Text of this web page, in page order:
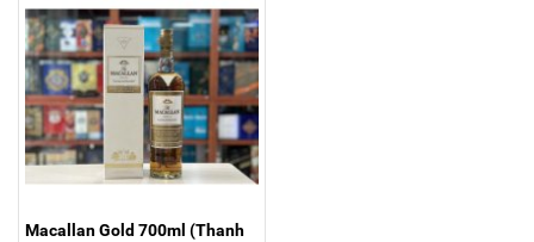
Macallan Gold 700ml (Thanh